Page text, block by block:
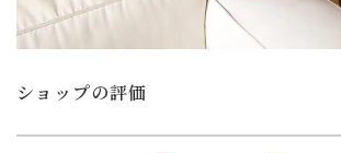
ショップの評価